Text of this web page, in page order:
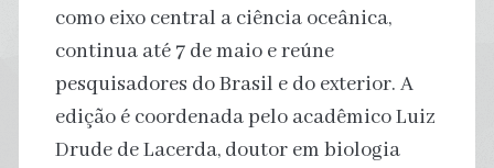
como eixo central a ciência oceânica,
continua até 7 de maio e reúne
pesquisadores do Brasil e do exterior. A
edição é coordenada pelo acadêmico Luiz
Drude de Lacerda, doutor em biologia